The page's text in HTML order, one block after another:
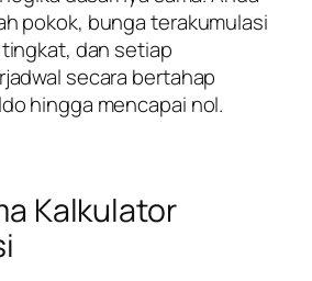
pokok, bunga terakumulasi
dan setiap
secara bertahap
hingga mencapai nol.
Kalkulator